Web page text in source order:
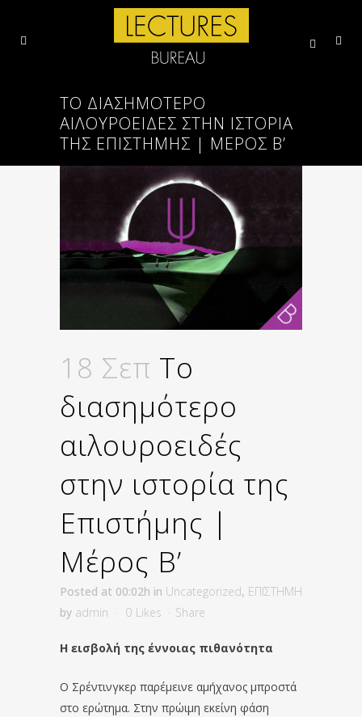
ΤΟ ΔΙΑΣΗΜΌΤΕΡΟ
ΑΙΛΟΥΡΟΕΙΔΈΣ ΣΤΗΝ ΙΣΤΟΡΊΑ
ΤΗΣ ΕΠΙΣΤΉΜΗΣ | ΜΈΡΟΣ Β’
18 Σεπ Το
διασημότερο
αιλουροειδές
στην ιστορία της
Επιστήμης |
Μέρος Β’
Posted at 00:02h in Uncategorized, ΕΠΙΣΤΗΜΗ
by admin 0 Likes Share
Η εισβολή της έννοιας πιθανότητα
Ο Σρέντινγκερ παρέμεινε αμήχανος μπροστά
στο ερώτημα. Στην πρώιμη εκείνη φάση